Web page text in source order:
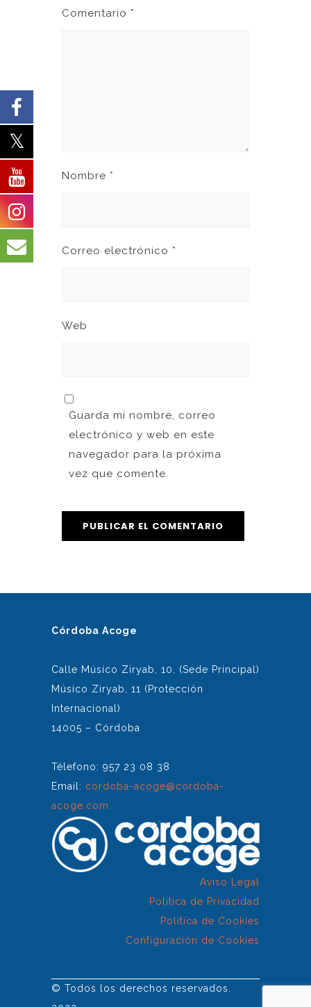
Comentario *
Nombre *
Correo electrónico *
Web
Guarda mi nombre, correo
electrónico y web en este
navegador para la próxima
vez que comente.
Córdoba Acoge
Calle Músico Ziryab, 10. (Sede Principal)
Músico Ziryab, 11 (Protección
Internacional)
14005 – Córdoba
Télefono: 957 23 08 38
Email: cordoba-acoge@cordoba-
acoge.com
Aviso Legal
Política de Privacidad
Política de Cookies
Configuración de Cookies
© Todos los derechos reservados.